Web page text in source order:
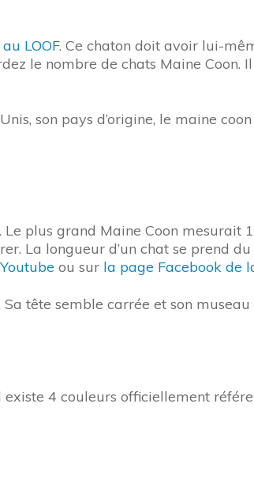
LOOF. Ce chaton doit avoir lui-
le nombre de chats Maine Coon.
son pays d’origine, le maine
Le plus grand Maine Coon
La longueur d’un chat se prend
ou sur la page Facebook de
tête semble carrée et son
4 couleurs officiellement